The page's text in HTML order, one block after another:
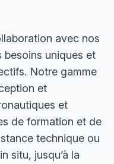
avec nos
besoins uniques et
Notre gamme
et
et
de formation et de
technique ou
situ, jusqu’à la